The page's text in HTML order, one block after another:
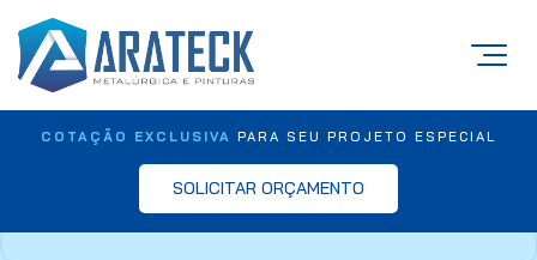
COTAÇÃO EXCLUSIVA PARA SEU PROJETO ESPECIAL
SOLICITAR ORÇAMENTO